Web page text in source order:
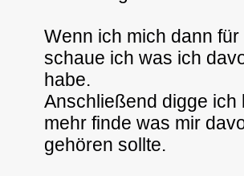
Wenn ich mich dann
schaue ich was ich
habe.
Anschließend digge
mehr finde was mir
gehören sollte.